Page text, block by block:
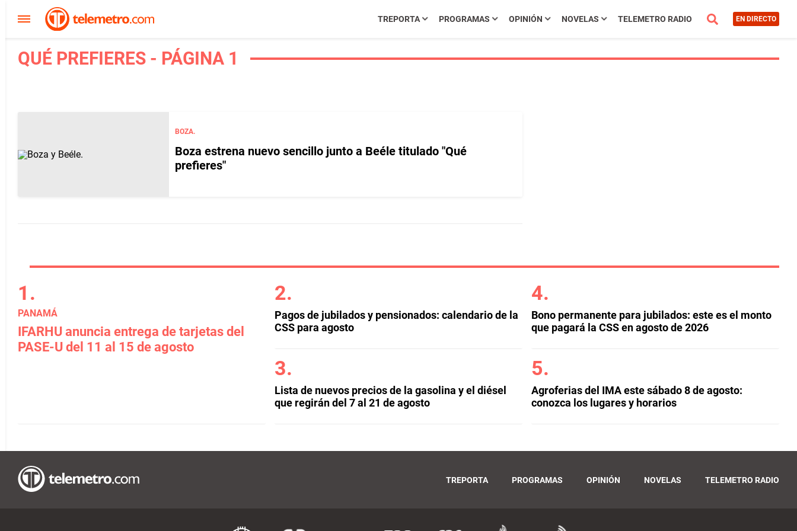
TREPORTA PROGRAMAS OPINIÓN NOVELAS TELEMETRO RADIO EN DIRECTO
QUÉ PREFIERES - PÁGINA 1
BOZA.
Boza estrena nuevo sencillo junto a Beéle titulado "Qué
prefieres"
PANAMÁ
IFARHU anuncia entrega de tarjetas del
PASE-U del 11 al 15 de agosto
Pagos de jubilados y pensionados: calendario de la
CSS para agosto
Lista de nuevos precios de la gasolina y el diésel
que regirán del 7 al 21 de agosto
Bono permanente para jubilados: este es el monto
que pagará la CSS en agosto de 2026
Agroferias del IMA este sábado 8 de agosto:
conozca los lugares y horarios
TREPORTA PROGRAMAS OPINIÓN NOVELAS TELEMETRO RADIO